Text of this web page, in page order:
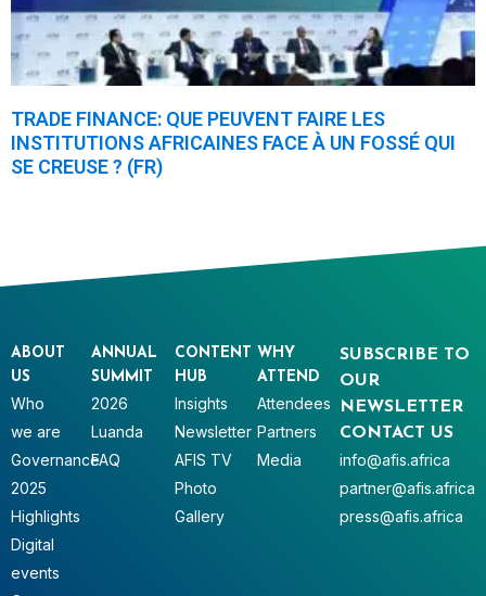
TRADE FINANCE: QUE PEUVENT FAIRE LES
INSTITUTIONS AFRICAINES FACE À UN FOSSÉ QUI
SE CREUSE ? (FR)
SUBSCRIBE TO
OUR
NEWSLETTER
CONTACT US
info@afis.africa
partner@afis.africa
press@afis.africa
ABOUT
US
Who
we are
Governance
2025
Highlights
Digital
events
ANNUAL
SUMMIT
2026
Luanda
FAQ
CONTENT
HUB
Insights
Newsletter
AFIS TV
Photo
Gallery
WHY
ATTEND
Attendees
Partners
Media